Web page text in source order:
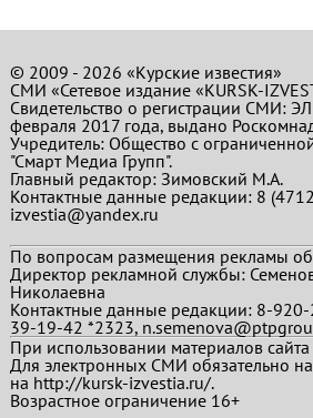
© 2009 - 2026 «Курские известия»
СМИ «Сетевое издание «KURSK-
Свидетельство о регистрации СМИ:
февраля 2017 года, выдано
Учредитель: Общество с
"Смарт Медиа Групп".
Главный редактор:Зимовский М.А.
Контактные данные редакции: 8
izvestia@yandex.ru
По вопросам размещения рекламы
Директор рекламной службы:
Николаевна
Контактные данные редакции: 8-
39-19-42 *2323,
При использовании материалов сайта
Для электронных СМИ обязательно
на http://kursk-izvestia.ru/.
Возрастное ограничение 16+